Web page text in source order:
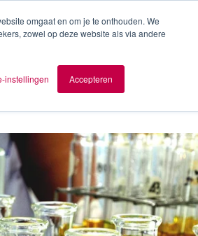
omgaat en om je te onthouden. We
zowel op deze website als via andere
instellingen Accepteren